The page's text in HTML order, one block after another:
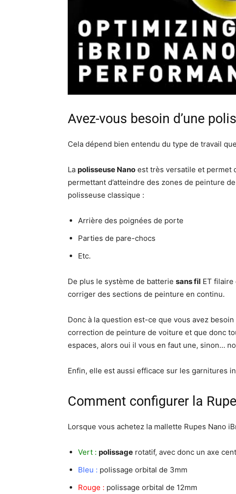
Avez-vous besoin d’une
Cela dépend bien entendu du type de travail
La polisseuse Nano est très versatile et permet
permettant d’atteindre des zones de peinture
polisseuse classique :
Arrière des poignées de porte
Parties de pare-chocs
Etc.
De plus le système de batterie sans fil ET
corriger des sections de peinture en continu.
Donc à la question est-ce que vous avez
correction de peinture de voiture et que donc
espaces, alors oui il vous en faut une, sinon…
Enfin, elle est aussi efficace sur les garnitures
Comment configurer la
Lorsque vous achetez la mallette Rupes Nano
Vert : polissage rotatif, avec donc un axe
Bleu : polissage orbital de 3mm
Rouge : polissage orbital de 12mm